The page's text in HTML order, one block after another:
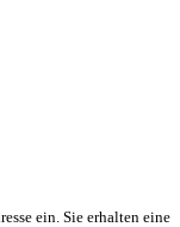
ein. Sie erhalten eine